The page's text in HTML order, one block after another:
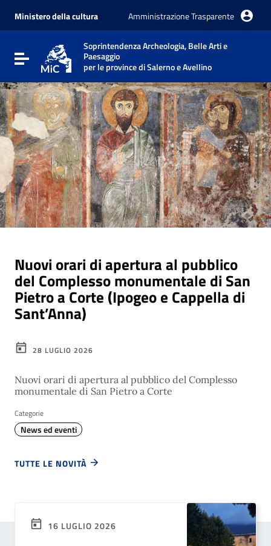
Vai al menu di navigazione
Vai al footer
Ministero della cultura Amministrazione Trasparente
Attiva / disattiva la navigazione
Soprintendenza Archeologia, Belle Arti e
Paesaggio
per le province di Salerno e Avellino
Nuovi orari di apertura al pubblico
del Complesso monumentale di San
Pietro a Corte (Ipogeo e Cappella di
Sant’Anna)
28 LUGLIO 2026
Nuovi orari di apertura al pubblico del Complesso
monumentale di San Pietro a Corte
Categorie
News ed eventi
TUTTE LE NOVITÀ
16 LUGLIO 2026